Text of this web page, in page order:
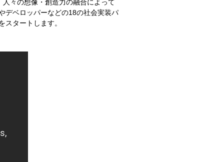
々の想像・創造力の融合によって
デベロッパーなどの18の社会実装パ
タートします。